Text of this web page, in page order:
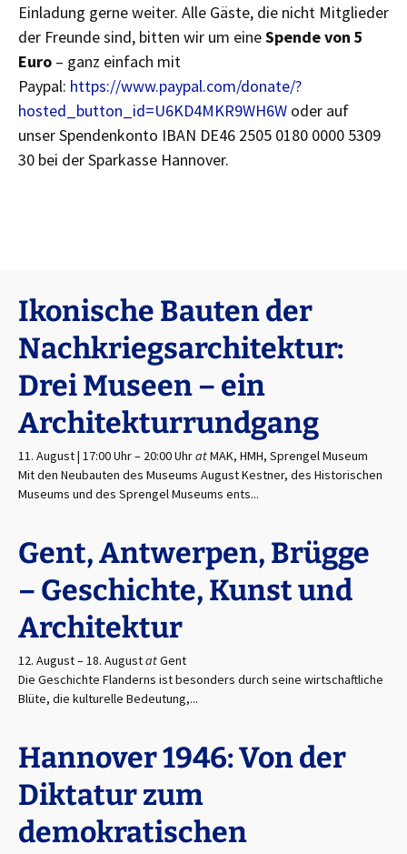
Einladung gerne weiter. Alle Gäste, die nicht Mitglieder
der Freunde sind, bitten wir um eineSpende von 5
Euro – ganz einfach mit
Paypal: https://www.paypal.com/donate/?
hosted_button_id=U6KD4MKR9WH6W oder auf
unser Spendenkonto IBAN DE46 2505 0180 0000 5309
30 bei der Sparkasse Hannover.
Ikonische Bauten der
Nachkriegsarchitektur:
Drei Museen – ein
Architekturrundgang
11. August | 17:00 Uhr– 20:00 UhratMAK, HMH, Sprengel Museum
Mit den Neubauten des Museums August Kestner, des Historischen
Museums und des Sprengel Museums ents...
Gent, Antwerpen, Brügge
– Geschichte, Kunst und
Architektur
12. August–18. AugustatGent
Die Geschichte Flanderns ist besonders durch seine wirtschaftliche
Blüte, die kulturelle Bedeutung,...
Hannover 1946: Von der
Diktatur zum
demokratischen